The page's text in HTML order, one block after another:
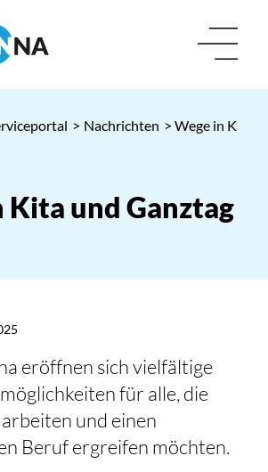
> Nachrichten > Wege in Kita
Kita und Ganztag
eröffnen sich vielfältige
für alle, die
und einen
Beruf ergreifen möchten.